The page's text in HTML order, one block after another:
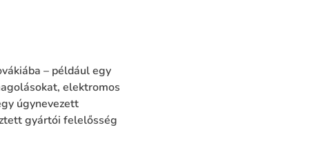
– például egy
elektromos
úgynevezett
gyártói felelősség